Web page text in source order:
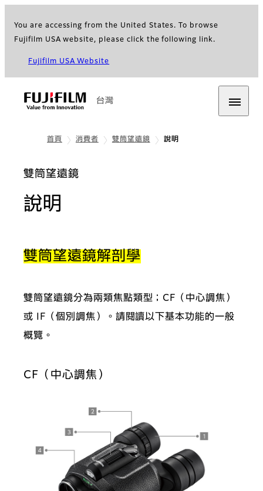
You are accessing from the United States. To browse
Fujifilm USA website, please click the following link.
Fujifilm USA Website
台灣
首頁 消費者 雙筒望遠鏡 說明
雙筒望遠鏡
說明
雙筒望遠鏡解剖學
雙筒望遠鏡分為兩類焦點類型；CF（中心調焦）
或 IF（個別調焦）。請閱讀以下基本功能的一般
概覽。
CF（中心調焦）